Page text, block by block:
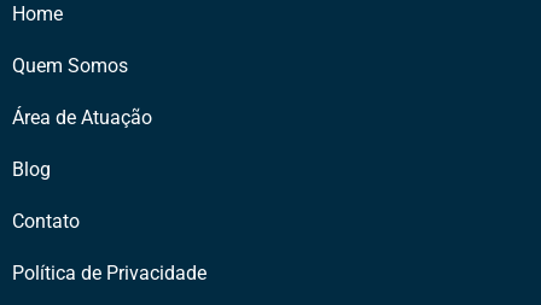
Home
Quem Somos
Área de Atuação
Blog
Contato
Política de Privacidade